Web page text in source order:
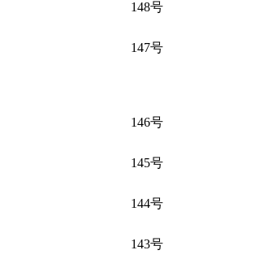
148号
147号
146号
145号
144号
143号